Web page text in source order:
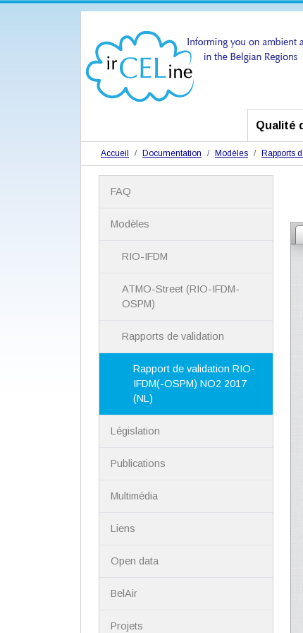
Qualité
Accueil Documentation Modèles Rapports
FAQ
Modèles
RIO-IFDM
ATMO-Street (RIO-IFDM-
OSPM)
Rapports de validation
Rapport de validation RIO-
IFDM(-OSPM) NO2 2017
(NL)
Législation
Publications
Multimédia
Liens
Open data
BelAir
Projets